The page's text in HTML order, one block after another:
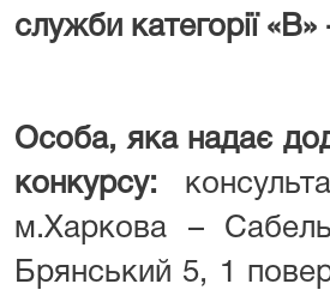
служби категорії «В»
Особа, яка надає
конкурсу:
м.Харкова –
Брянський 5, 1